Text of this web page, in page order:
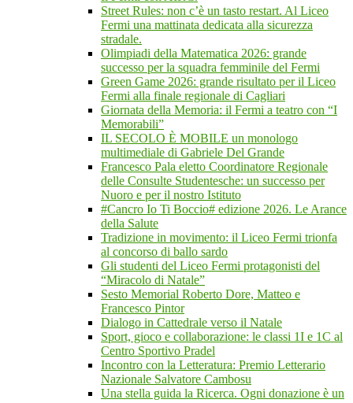
Street Rules: non c’è un tasto restart. Al Liceo
Fermi una mattinata dedicata alla sicurezza
stradale.
Olimpiadi della Matematica 2026: grande
successo per la squadra femminile del Fermi
Green Game 2026: grande risultato per il Liceo
Fermi alla finale regionale di Cagliari
Giornata della Memoria: il Fermi a teatro con “I
Memorabili”
IL SECOLO È MOBILE un monologo
multimediale di Gabriele Del Grande
Francesco Pala eletto Coordinatore Regionale
delle Consulte Studentesche: un successo per
Nuoro e per il nostro Istituto
#Cancro Io Ti Boccio# edizione 2026. Le Arance
della Salute
Tradizione in movimento: il Liceo Fermi trionfa
al concorso di ballo sardo
Gli studenti del Liceo Fermi protagonisti del
“Miracolo di Natale”
Sesto Memorial Roberto Dore, Matteo e
Francesco Pintor
Dialogo in Cattedrale verso il Natale
Sport, gioco e collaborazione: le classi 1I e 1C al
Centro Sportivo Pradel
Incontro con la Letteratura: Premio Letterario
Nazionale Salvatore Cambosu
Una stella guida la Ricerca. Ogni donazione è un